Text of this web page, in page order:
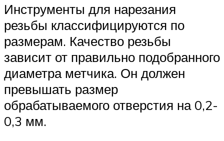
Инструменты для нарезания
резьбы классифицируются по
размерам. Качество резьбы
зависит от правильно подобранного
диаметра метчика. Он должен
превышать размер
обрабатываемого отверстия на 0,2-
0,3 мм.